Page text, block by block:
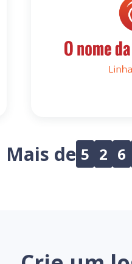
Mais de 5 2 6